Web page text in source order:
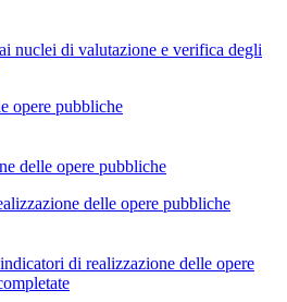
nuclei di valutazione e verifica degli
opere pubbliche
delle opere pubbliche
delle opere pubbliche
di realizzazione delle opere